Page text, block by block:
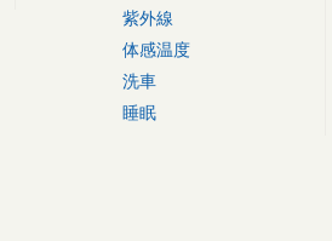
紫外線
体感温度
洗車
睡眠